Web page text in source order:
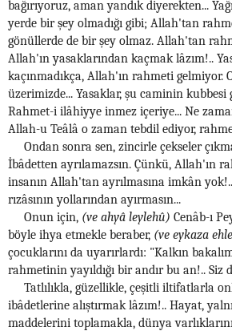
bağırıyoruz, aman yandık diyerekten...
yerde bir şey olmadığı gibi; Allah'tan
gönüllerde de bir şey olmaz. Allah'tan
Allah'ın yasaklarından kaçmak lâzım!..
kaçınmadıkça, Allah'ın rahmeti gelmiyor.
üzerimizde... Yasaklar, şu caminin kubbesi
Rahmet-i ilâhiyye inmez içeriye... Ne
Allah-u Teâlâ o zaman tebdil ediyor,
Ondan sonra sen, zincirle çekseler
İbâdetten ayrılamazsın. Çünkü, Allah'ın
insanın Allah'tan ayrılmasına imkân
rızâsının yollarından ayırmasın...
Onun için, (ve ahyâ leylehû) Cenâb-ı
böyle ihya etmekle beraber, (ve eykaza
çocuklarını da uyarırlardı: "Kalkın
rahmetinin yayıldığı bir andır bu an!.. Siz
Tatlılıkla, güzellikle, çeşitli iltifatlarla
ibâdetlerine alıştırmak lâzım!.. Hayat,
maddelerini toplamakla, dünya